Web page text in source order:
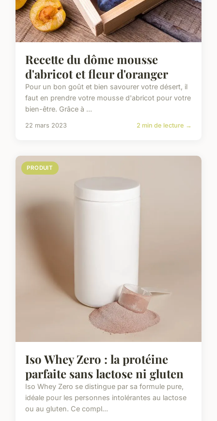
Recette du dôme mousse
d'abricot et fleur d'oranger
Pour un bon goût et bien savourer votre désert, il
faut en prendre votre mousse d'abricot pour votre
bien-être. Grâce à ...
22 mars 2023 2 min de lecture →
PRODUIT
Iso Whey Zero : la protéine
parfaite sans lactose ni gluten
Iso Whey Zero se distingue par sa formule pure,
idéale pour les personnes intolérantes au lactose
ou au gluten. Ce compl...